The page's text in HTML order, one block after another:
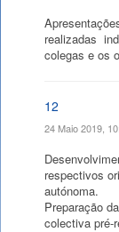
realizadas
colegas e os
12
24 Maio 2019,
respectivos
autónoma.
Preparação
colectiva pré-